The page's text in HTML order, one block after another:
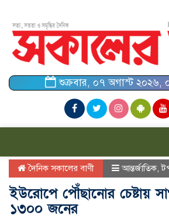
শুক্রবার, ০৭ অগাস্ট ২০২৬,
দৈনিক সকালের বাণী আন্তর্জাতিক ,
ইউরোপে পৌঁছানোর চেষ্টায়
১৩০০ জনের